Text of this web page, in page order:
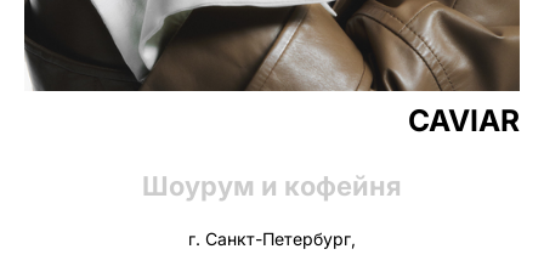
CAVIAR
Шоурум и кофейня
г. Санкт-Петербург,